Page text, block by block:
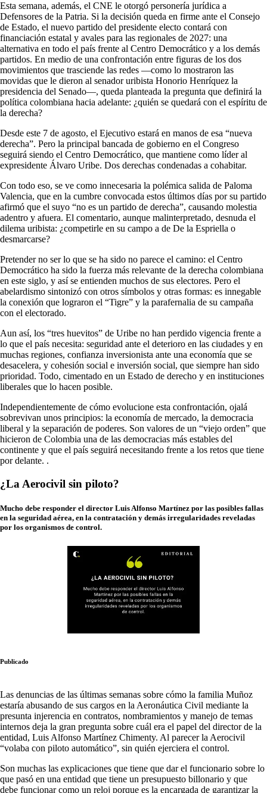
Esta semana, además, el CNE le otorgó personería jurídica a
Defensores de la Patria. Si la decisión queda en firme ante el Consejo
de Estado, el nuevo partido del presidente electo contará con
financiación estatal y avales para las regionales de 2027: una
alternativa en todo el país frente al Centro Democrático y a los demás
partidos. En medio de una confrontación entre figuras de los dos
movimientos que trasciende las redes —como lo mostraron las
movidas que le dieron al senador uribista Honorio Henríquez la
presidencia del Senado—, queda planteada la pregunta que definirá la
política colombiana hacia adelante: ¿quién se quedará con el espíritu de
la derecha?
Desde este 7 de agosto, el Ejecutivo estará en manos de esa “nueva
derecha”. Pero la principal bancada de gobierno en el Congreso
seguirá siendo el Centro Democrático, que mantiene como líder al
expresidente Álvaro Uribe. Dos derechas condenadas a cohabitar.
Con todo eso, se ve como innecesaria la polémica salida de Paloma
Valencia, que en la cumbre convocada estos últimos días por su partido
afirmó que el suyo “no es un partido de derecha”, causando molestia
adentro y afuera. El comentario, aunque malinterpretado, desnuda el
dilema uribista: ¿competirle en su campo a de De la Espriella o
desmarcarse?
Pretender no ser lo que se ha sido no parece el camino: el Centro
Democrático ha sido la fuerza más relevante de la derecha colombiana
en este siglo, y así se entienden muchos de sus electores. Pero el
abelardismo sintonizó con otros símbolos y otras formas: es innegable
la conexión que lograron el “Tigre” y la parafernalia de su campaña
con el electorado.
Aun así, los “tres huevitos” de Uribe no han perdido vigencia frente a
lo que el país necesita: seguridad ante el deterioro en las ciudades y en
muchas regiones, confianza inversionista ante una economía que se
desacelera, y cohesión social e inversión social, que siempre han sido
prioridad. Todo, cimentado en un Estado de derecho y en instituciones
liberales que lo hacen posible.
Independientemente de cómo evolucione esta confrontación, ojalá
sobrevivan unos principios: la economía de mercado, la democracia
liberal y la separación de poderes. Son valores de un “viejo orden” que
hicieron de Colombia una de las democracias más estables del
continente y que el país seguirá necesitando frente a los retos que tiene
por delante. .
¿La Aerocivil sin piloto?
Mucho debe responder el director Luis Alfonso Martínez por las posibles fallas
en la seguridad aérea, en la contratación y demás irregularidades reveladas
por los organismos de control.
Publicado
Las denuncias de las últimas semanas sobre cómo la familia Muñoz
estaría abusando de sus cargos en la Aeronáutica Civil mediante la
presunta injerencia en contratos, nombramientos y manejo de temas
internos deja la gran pregunta sobre cuál era el papel del director de la
entidad, Luis Alfonso Martínez Chimenty. Al parecer la Aerocivil
“volaba con piloto automático”, sin quién ejerciera el control.
Son muchas las explicaciones que tiene que dar el funcionario sobre lo
que pasó en una entidad que tiene un presupuesto billonario y que
debe funcionar como un reloj porque es la encargada de garantizar la